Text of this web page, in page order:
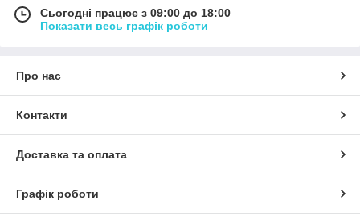
Сьогодні працює з 09:00 до 18:00
Показати весь графік роботи
Про нас
Контакти
Доставка та оплата
Графік роботи